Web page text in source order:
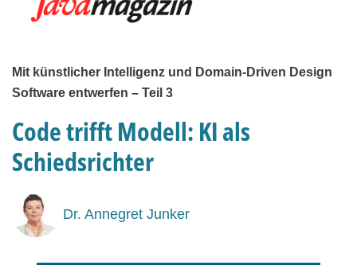
Mit künstlicher Intelligenz und Domain-Driven Design
Software entwerfen – Teil 3
Code trifft Modell: KI als
Schiedsrichter
Dr. Annegret Junker